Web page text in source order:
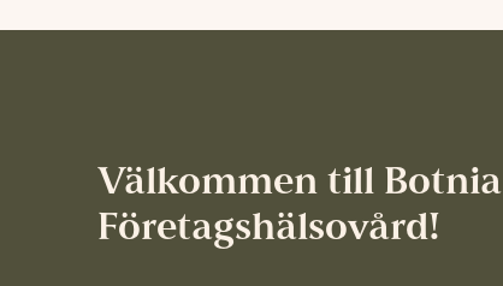
Välkommen till Botnia
Företagshälsovård!